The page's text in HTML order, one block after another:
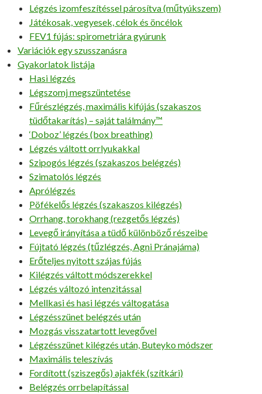
Légzés izomfeszítéssel párosítva (műtyúkszem)
Játékosak, vegyesek, célok és öncélok
FEV1 fújás: spirometriára gyúrunk
Variációk egy szusszanásra
Gyakorlatok listája
Hasi légzés
Légszomj megszüntetése
Fűrészlégzés, maximális kifújás (szakaszos
tüdőtakarítás) – saját találmány™
‘Doboz’ légzés (box breathing)
Légzés váltott orrlyukakkal
Szipogós légzés (szakaszos belégzés)
Szimatolós légzés
Aprólégzés
Pöfékelős légzés (szakaszos kilégzés)
Orrhang, torokhang (rezgetős légzés)
Levegő irányítása a tüdő különböző részeibe
Fújtató légzés (tűzlégzés, Agni Pránajáma)
Erőteljes nyitott szájas fújás
Kilégzés váltott módszerekkel
Légzés változó intenzitással
Mellkasi és hasi légzés váltogatása
Légzésszünet belégzés után
Mozgás visszatartott levegővel
Légzésszünet kilégzés után, Buteyko módszer
Maximális teleszívás
Fordított (sziszegős) ajakfék (szítkári)
Belégzés orrbelapítással